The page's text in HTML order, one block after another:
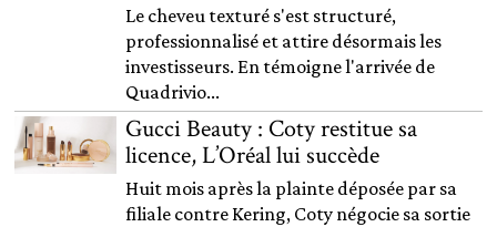
Le cheveu texturé s'est structuré,
professionnalisé et attire désormais les
investisseurs. En témoigne l'arrivée de
Quadrivio...
Gucci Beauty : Coty restitue sa
licence, L’Oréal lui succède
Huit mois après la plainte déposée par sa
filiale contre Kering, Coty négocie sa sortie